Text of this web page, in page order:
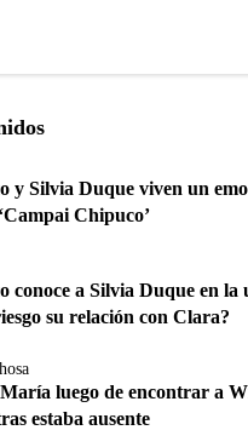
y Silvia Duque viven un
Chipuco’
conoce a Silvia Duque en la
su relación con Clara?
luego de encontrar a
estaba ausente